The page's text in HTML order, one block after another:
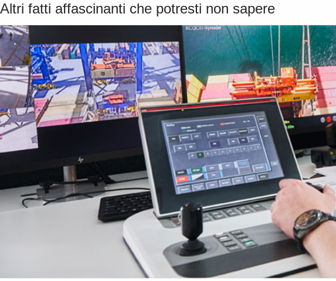
Altri fatti affascinanti che potresti non sapere